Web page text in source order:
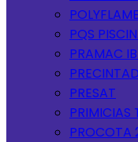
PQS
PRAMAC
PRESAT
PRIMICIAS
PROCOTA